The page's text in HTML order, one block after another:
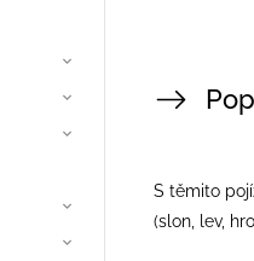
S těmito
(slon, lev,